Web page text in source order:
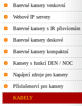
Barevné kamery venkovní
Webové IP servery
Barevné kamery s IR přisvícením
Barevné kamery deskové
Barevné kamery kompaktní
Kamery s funkcí DEN / NOC
Napájecí zdroje pro kamery
Příslušenství pro kamery
KABELY